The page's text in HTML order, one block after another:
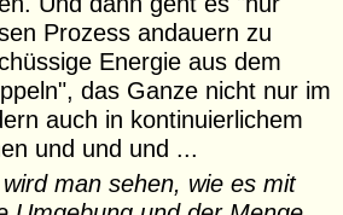
Prozess andauern zu
Energie aus dem
das Ganze nicht nur im
auch in kontinuierlichem
und und und ...
man sehen, wie es mit